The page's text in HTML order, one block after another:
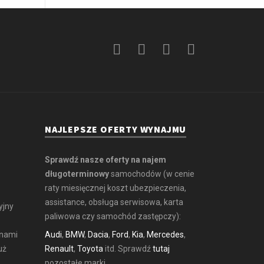
NAJLEPSZE OFERTY WYNAJMU
Sprawdź nasze oferty na najem
długoterminowysamochodów (w cenie
raty miesięcznej koszt ubezpieczenia,
assistance, obsługa serwisowa, karta
paliwowa czy samochód zastępczy):
Audi, BMW, Dacia, Ford, Kia, Mercedes,
Renault, Toyota itd. Sprawdź tutaj